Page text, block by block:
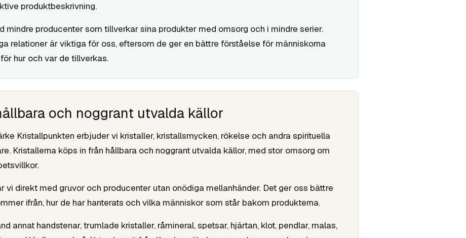
produktbeskrivning.
mindre producenter som tillverkar sina produkter med omsorg och i mindre serier.
relationer är viktiga för oss, eftersom de ger en bättre förståelse för människorna
hur och var de tillverkas.
och noggrant utvalda källor
Kristallpunkten erbjuder vi kristaller, kristallsmycken, rökelse och andra spirituella
Kristallerna köps in från hållbara och noggrant utvalda källor, med stor omsorg om
vi direkt med gruvor och producenter utan onödiga mellanhänder. Det ger oss bättre
ifrån, hur de har hanterats och vilka människor som står bakom produkterna.
annat handstenar, trumlade kristaller, råmineral, spetsar, hjärtan, klot, pendlar, malas,